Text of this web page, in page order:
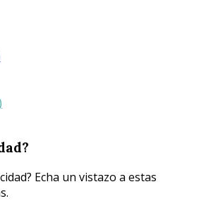
Echa un vistazo a estas